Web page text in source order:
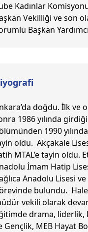
Kadınlar
Vekilliği ve son
Başkan
doğdu. İlk ve
1986 yılında
1990
oldu. Akçakale
MTAL’e tayin
İmam Hatip
Anadolu Lisesi
bulundu.
vekili olarak
drama, liderlik,
Gençlik, MEB Hayat